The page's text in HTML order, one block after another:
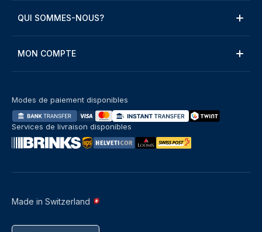
QUI SOMMES-NOUS?
MON COMPTE
Made in Switzerland
Modes de paiement disponibles
Services de livraison disponibles